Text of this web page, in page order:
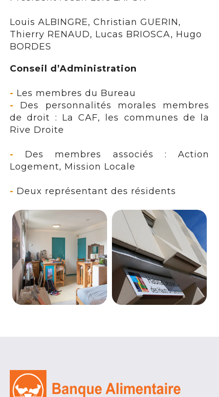
Louis ALBINGRE, Christian GUERIN,
Thierry RENAUD, Lucas BRIOSCA, Hugo
BORDES
Conseil d’Administration
- Les membres du Bureau
- Des personnalités morales membres
de droit : La CAF, les communes de la
Rive Droite
- Des membres associés : Action
Logement, Mission Locale
- Deux représentant des résidents